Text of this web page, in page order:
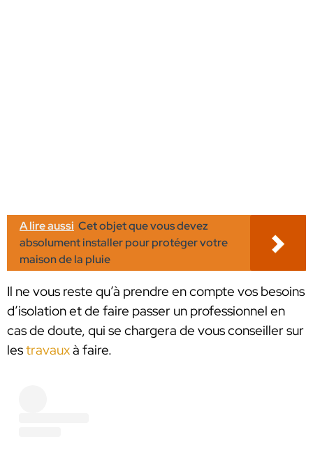
A lire aussi Cet objet que vous devez
absolument installer pour protéger votre
maison de la pluie
Il ne vous reste qu’à prendre en compte vos besoins
d’isolation et de faire passer un professionnel en
cas de doute, qui se chargera de vous conseiller sur
lestravauxà faire.